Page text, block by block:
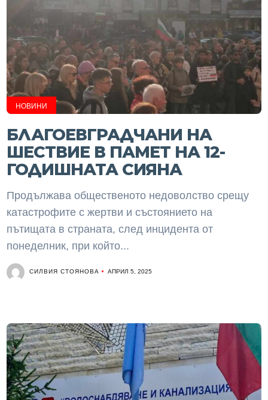
НОВИНИ
БЛАГОЕВГРАДЧАНИ НА
ШЕСТВИЕ В ПАМЕТ НА 12-
ГОДИШНАТА СИЯНА
Продължава общественото недоволство срещу
катастрофите с жертви и състоянието на
пътищата в страната, след инцидента от
понеделник, при който...
СИЛВИЯ СТОЯНОВА АПРИЛ 5, 2025